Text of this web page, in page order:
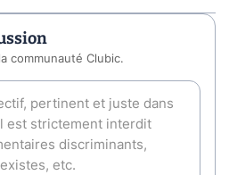
communauté Clubic.